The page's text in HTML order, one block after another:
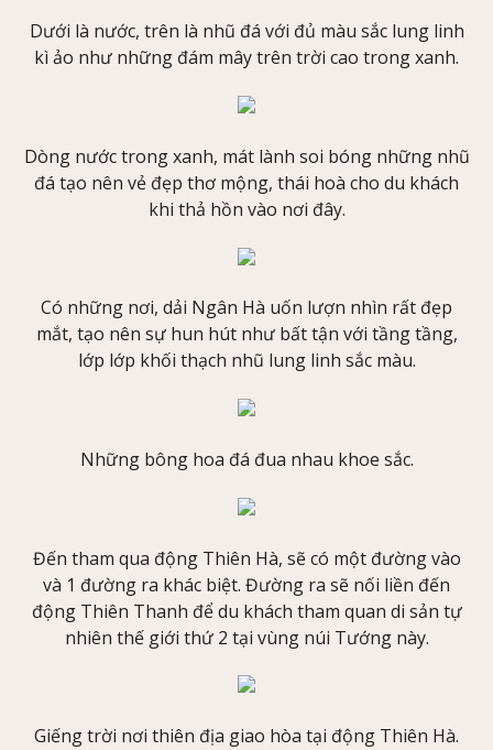
Dưới là nước, trên là nhũ đá với đủ màu sắc lung linh
kì ảo như những đám mây trên trời cao trong xanh.
Dòng nước trong xanh, mát lành soi bóng những nhũ
đá tạo nên vẻ đẹp thơ mộng, thái hoà cho du khách
khi thả hồn vào nơi đây.
Có những nơi, dải Ngân Hà uốn lượn nhìn rất đẹp
mắt, tạo nên sự hun hút như bất tận với tầng tầng,
lớp lớp khối thạch nhũ lung linh sắc màu.
Những bông hoa đá đua nhau khoe sắc.
Đến tham qua động Thiên Hà, sẽ có một đường vào
và 1 đường ra khác biệt. Đường ra sẽ nối liền đến
động Thiên Thanh để du khách tham quan di sản tự
nhiên thế giới thứ 2 tại vùng núi Tướng này.
Giếng trời nơi thiên địa giao hòa tại động Thiên Hà.